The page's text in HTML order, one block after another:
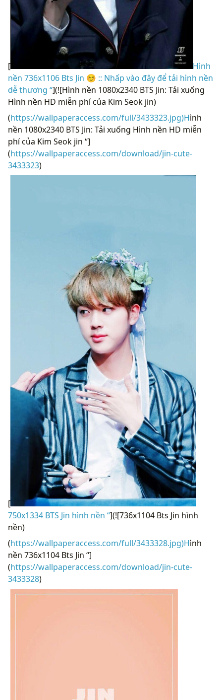
[
Hình
nền 736x1106 Bts Jin ☺ :: Nhấp vào đây để tải hình nền
dễ thương “](![Hình nền 1080x2340 BTS Jin: Tải xuống
Hình nền HD miễn phí của Kim Seok jin)
(https://wallpaperaccess.com/full/3433323.jpg)Hình
nền 1080x2340 BTS Jin: Tải xuống Hình nền HD miễn
phí của Kim Seok jin “]
(https://wallpaperaccess.com/download/jin-cute-
3433323)
[
750x1334 BTS Jin hình nền “](![736x1104 Bts Jin hình
nền)
(https://wallpaperaccess.com/full/3433328.jpg)Hình
nền 736x1104 Bts Jin “]
(https://wallpaperaccess.com/download/jin-cute-
3433328)